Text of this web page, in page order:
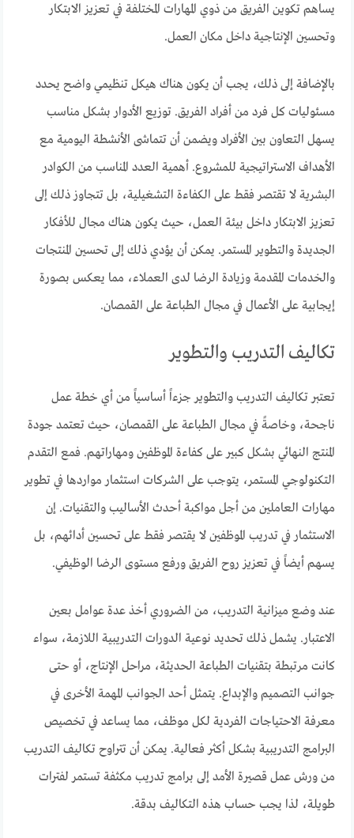
يساهم تكوين الفريق من ذوي المهارات المختلفة في تعزيز الابتكار
وتحسين الإنتاجية داخل مكان العمل.
بالإضافة إلى ذلك، يجب أن يكون هناك هيكل تنظيمي واضح يحدد
مسئوليات كل فرد من أفراد الفريق. توزيع الأدوار بشكل مناسب
يسهل التعاون بين الأفراد ويضمن أن تتماشى الأنشطة اليومية مع
الأهداف الاستراتيجية للمشروع. أهمية العدد المناسب من الكوادر
البشرية لا تقتصر فقط على الكفاءة التشغيلية، بل تتجاوز ذلك إلى
تعزيز الابتكار داخل بيئة العمل، حيث يكون هناك مجال للأفكار
الجديدة والتطوير المستمر. يمكن أن يؤدي ذلك إلى تحسين المنتجات
والخدمات المقدمة وزيادة الرضا لدى العملاء، مما يعكس بصورة
إيجابية على الأعمال في مجال الطباعة على القمصان.
تكاليف التدريب والتطوير
تعتبر تكاليف التدريب والتطوير جزءاً أساسياً من أي خطة عمل
ناجحة، وخاصةً في مجال الطباعة على القمصان، حيث تعتمد جودة
المنتج النهائي بشكل كبير على كفاءة الموظفين ومهاراتهم. فمع التقدم
التكنولوجي المستمر، يتوجب على الشركات استثمار مواردها في تطوير
مهارات العاملين من أجل مواكبة أحدث الأساليب والتقنيات. إن
الاستثمار في تدريب الموظفين لا يقتصر فقط على تحسين أدائهم، بل
يسهم أيضاً في تعزيز روح الفريق ورفع مستوى الرضا الوظيفي.
عند وضع ميزانية التدريب، من الضروري أخذ عدة عوامل بعين
الاعتبار. يشمل ذلك تحديد نوعية الدورات التدريبية اللازمة، سواء
كانت مرتبطة بتقنيات الطباعة الحديثة، مراحل الإنتاج، أو حتى
جوانب التصميم والإبداع. يتمثل أحد الجوانب المهمة الأخرى في
معرفة الاحتياجات الفردية لكل موظف، مما يساعد في تخصيص
البرامج التدريبية بشكل أكثر فعالية. يمكن أن تتراوح تكاليف التدريب
من ورش عمل قصيرة الأمد إلى برامج تدريب مكثفة تستمر لفترات
طويلة، لذا يجب حساب هذه التكاليف بدقة.